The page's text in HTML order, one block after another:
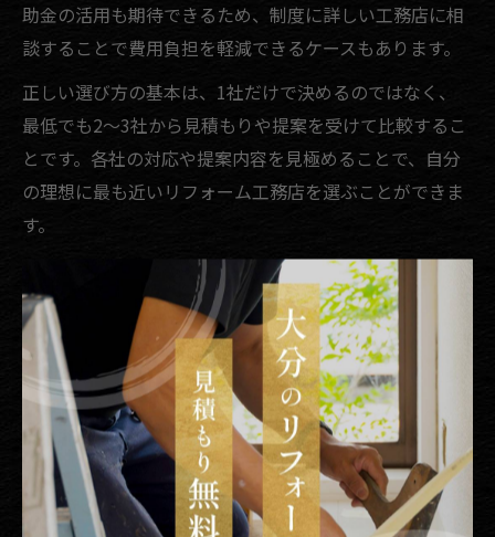
助金の活用も期待できるため、制度に詳しい工務店に相
談することで費用負担を軽減できるケースもあります。
正しい選び方の基本は、1社だけで決めるのではなく、
最低でも2～3社から見積もりや提案を受けて比較するこ
とです。各社の対応や提案内容を見極めることで、自分
の理想に最も近いリフォーム工務店を選ぶことができま
す。
リフォーム成功のための見積もり比較法
リフォームの見積もり比較は、成功の可否を左右する重
要なプロセスです。大分県でラテラルドアのリフォーム
を検討する場合、複数業者から詳細な見積もりを取り寄
せ、内容をしっかり比較しましょう。見積もりの内訳に
は「材料費」「施工費」「諸経費」などが含まれます
が、各項目の金額や内容が明確に記載されているかを確
認することが大切です。